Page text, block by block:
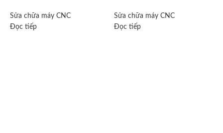
Sửa chữa máy CNC
Đọc tiếp
Sửa chữa máy CNC
Đọc tiếp